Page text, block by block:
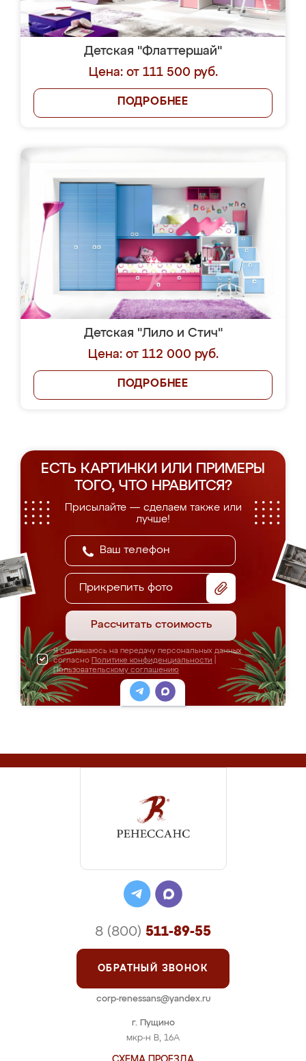
Детская "Флаттершай"
Цена: от 111 500 руб.
ПОДРОБНЕЕ
Детская "Лило и Стич"
Цена: от 112 000 руб.
ПОДРОБНЕЕ
ЕСТЬ КАРТИНКИ ИЛИ ПРИМЕРЫ
ТОГО, ЧТО НРАВИТСЯ?
Присылайте — сделаем также или
лучше!
Прикрепить фото
Рассчитать стоимость
Я соглашаюсь на передачу персональных данных
согласно Политике конфиденциальности
Пользовательскому соглашению
г. Пущино
мкр-н В, 16А
8 (800) 511-89-55
ОБРАТНЫЙ ЗВОНОК
corp-renessans@yandex.ru